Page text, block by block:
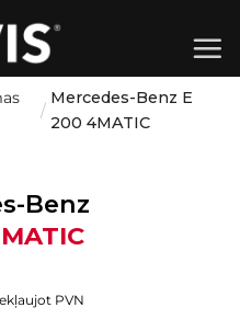
/
Mercedes-Benz E
200 4MATIC
Benz
PVN